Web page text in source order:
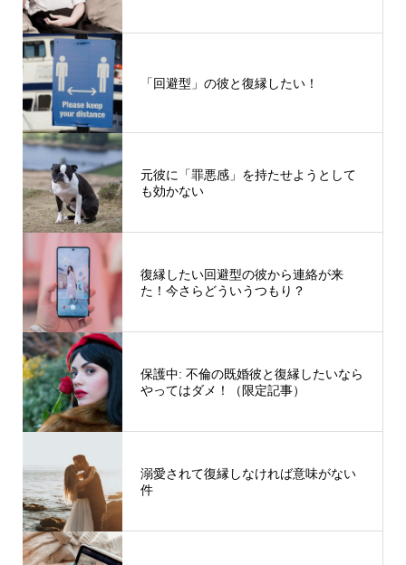
「回避型」の彼と復縁したい！
元彼に「罪悪感」を持たせようとして
も効かない
復縁したい回避型の彼から連絡が来
た！今さらどういうつもり？
保護中: 不倫の既婚彼と復縁したいなら
やってはダメ！（限定記事）
溺愛されて復縁しなければ意味がない
件